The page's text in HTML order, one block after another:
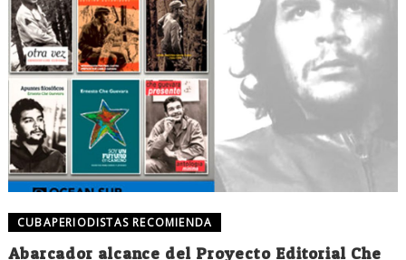
CUBAPERIODISTAS RECOMIENDA
Abarcador alcance del Proyecto Editorial Che